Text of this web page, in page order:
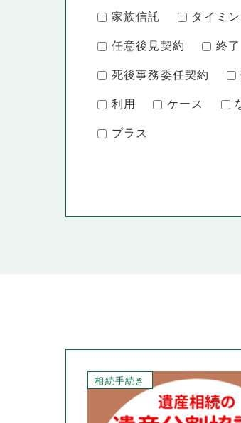
家族信託 タイミ
任意後見契約 終了
死後事務委任契約
利用 ケース
プラス
相続手続き